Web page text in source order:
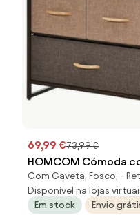
69,99 €73,99 €
HOMCOM Cómoda
Tecido Dobráveis
com Estrutura
80x29x78,5 cm
Com Gaveta, Fosco, -
Disponível na lojas
Em stock
Envio